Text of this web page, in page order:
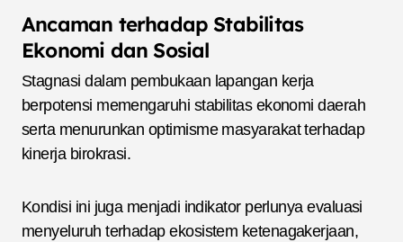
Ancaman terhadap Stabilitas
Ekonomi dan Sosial
Stagnasi dalam pembukaan lapangan kerja
berpotensi memengaruhi stabilitas ekonomi daerah
serta menurunkan optimisme masyarakat terhadap
kinerja birokrasi.
Kondisi ini juga menjadi indikator perlunya evaluasi
menyeluruh terhadap ekosistem ketenagakerjaan,